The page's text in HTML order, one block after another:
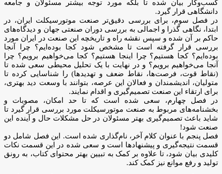
کسب‌وکار بیان شده تا بلکه مورد توجه بیشتر مسئولان و جامعه
دانشگاهی قرار گیرد.
در فصل سوم، برای بررسی دقیق‌تر صنعت موتورسیکلت ایران، در
ابتدا، نگاهی گذرا و اجمالی به‌ بررسی دوران صنعتی جهان و دیدگاه‌های
حاکم بر آن شده و سپس نقشه راه و تاریخچه این صنعت در ایران مورد
بررسی قرار گرفته است تا مشخص شود کجا بوده‌ایم؟ چرا آنجا
بوده‌ایم؟ کجا هستیم؟ چرا اینجا هستیم؟ کجا می‌خواهیم برویم؟ چرا
آنجا می‌خواهیم برویم؟ و در نهایت با یک تحلیل محیطی سعی شده تا
(نقاط قوت، فرصت‌ها، نقاط ضعف و تهدیدها) را شناسایی کرده تا
متولیان، اندیشمندان و فعالان این عرصه، بتوانند با وسعت دید بهتری،
برای ارتقاء این صنعت تصمیم‌گیری و اقدام نمایند.
در فصل چهارم، سعی شده است که تا حد امکان، مصوبات و
بخشنامه‌های مربوط به صنعت موتورسیکلت مورد بررسی قرار گیرد تا
شاید باعث تصمیم‌گیری بهتر مسئولان در حل مشکلات حال و آینده این
صنعت شود!
فصل پنجم با عنوان کلام آخر، نام‌گذاری شده است. این فصل شامل دو
قسمت نتیجه‌گیری و پیشنهادها است و سعی شده در این قسمت نکات
کلیدی بیان شود، تا علاوه بر کمک به تبیین بهتر محتوای کتاب، به رونق
تولید و رفع موانع نیز کمک کند.